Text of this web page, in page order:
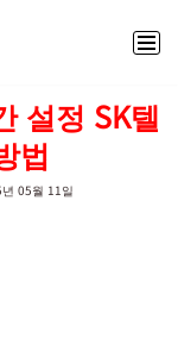
설정 SK텔
법
05월 11일